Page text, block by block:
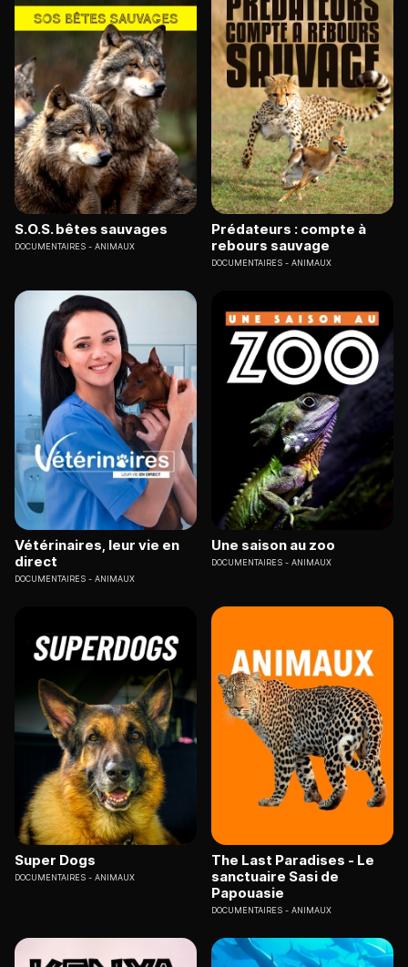
S.O.S. bêtes sauvages
DOCUMENTAIRES ANIMAUX
Prédateurs : compte à
rebours sauvage
DOCUMENTAIRES ANIMAUX
Vétérinaires, leur vie en
direct
DOCUMENTAIRES ANIMAUX
Une saison au zoo
DOCUMENTAIRES ANIMAUX
Super Dogs
DOCUMENTAIRES ANIMAUX
The Last Paradises - Le
sanctuaire Sasi de
Papouasie
DOCUMENTAIRES ANIMAUX